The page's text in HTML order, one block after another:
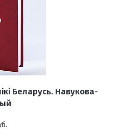
Беларусь. Навукова-